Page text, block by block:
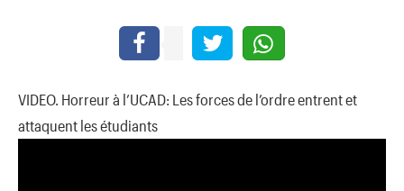
VIDEO. Horreur à l’UCAD: Les forces de l’ordre entrent et
attaquent les étudiants